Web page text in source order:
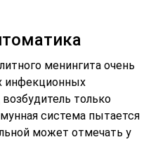
менингита очень
инфекционных
только
система пытается
может отмечать у